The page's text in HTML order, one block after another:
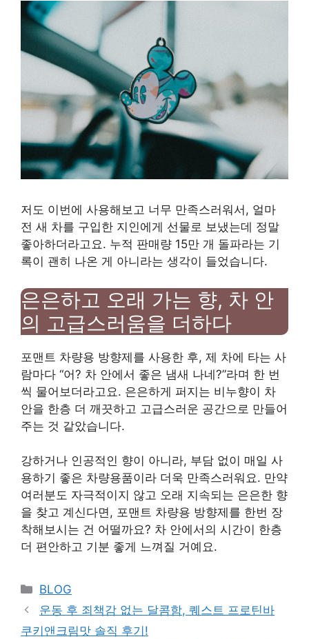
저도 이번에 사용해보고 너무 만족스러워서, 얼마
전 새 차를 구입한 지인에게 선물로 보냈는데 정말
좋아하더라고요. 누적 판매량 15만 개 돌파라는 기
록이 괜히 나온 게 아니라는 생각이 들었습니다.
은은하고 오래 가는 향, 차 안
의 고급스러움을 더하다
포맨트 차량용 방향제를 사용한 후, 제 차에 타는 사
람마다 “어? 차 안에서 좋은 냄새 나네?”라며 한 번
씩 물어보더라고요. 은은하게 퍼지는 비누향이 차
안을 한층 더 깨끗하고 고급스러운 공간으로 만들어
주는 것 같았습니다.
강하거나 인공적인 향이 아니라, 부담 없이 매일 사
용하기 좋은 차량용품이라 더욱 만족스러워요. 만약
여러분도 자극적이지 않고 오래 지속되는 은은한 향
을 찾고 계신다면, 포맨트 차량용 방향제를 한번 장
착해보시는 건 어떨까요? 차 안에서의 시간이 한층
더 편안하고 기분 좋게 느껴질 거예요.
Categories
BLOG
운동 후 죄책감 없는 달콤함, 퀘스트 프로틴바
쿠키앤크림맛 솔직 후기!